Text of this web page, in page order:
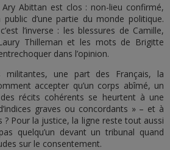
Abittan est clos : non-lieu confirmé,
d’une partie du monde politique.
l’inverse : les blessures de Camille,
Thilleman et les mots de Brigitte
dans l’opinion.
militantes, une part des Français, la
accepter qu’un corps abîmé, un
récits cohérents se heurtent à une
graves ou concordants » – et à
? Pour la justice, la ligne reste tout aussi
quelqu’un devant un tribunal quand
sur le consentement.